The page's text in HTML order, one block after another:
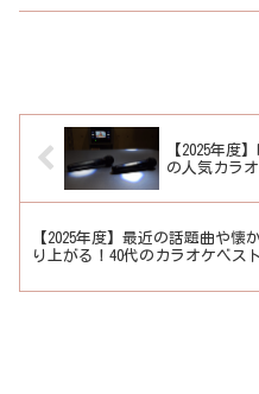
【2025年度
の人気カラ
【2025年度】最近の話題曲や懐
り上がる！40代のカラオケベス